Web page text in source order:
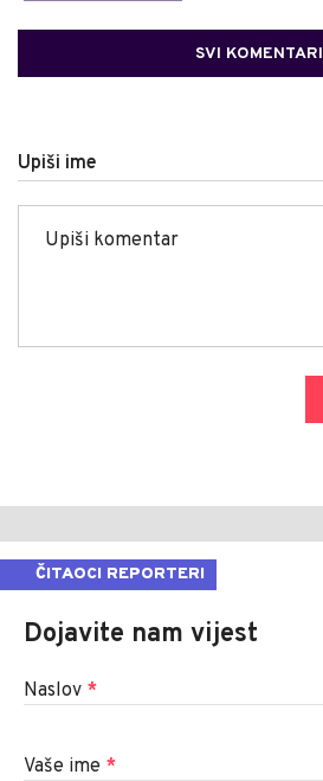
SVI KOMENTARI
Upiši ime
ČITAOCI REPORTERI
Dojavite nam vijest
Naslov *
Vaše ime *